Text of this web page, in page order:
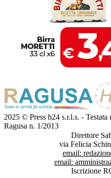
2025 © Press h24 s.r.l.s. -
Ragusa n. 1/2013
Direttore
via Felicia
email:
email:
Iscrizione